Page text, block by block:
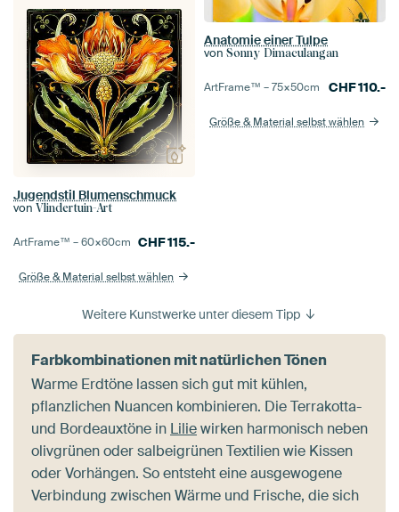
Jugendstil Blumenschmuck
von Vlindertuin-Art
ArtFrame™ –60×60cm CHF115.-
Größe & Material selbst wählen
Anatomie einer Tulpe
von Sonny Dimaculangan
ArtFrame™ –75×50cm CHF110.-
Größe & Material selbst wählen
Weitere Kunstwerke unter diesem Tipp
Farbkombinationen mit natürlichen Tönen
Warme Erdtöne lassen sich gut mit kühlen,
pflanzlichen Nuancen kombinieren. Die Terrakotta-
und Bordeauxtöne in Liliewirken harmonisch neben
olivgrünen oder salbeigrünen Textilien wie Kissen
oder Vorhängen. So entsteht eine ausgewogene
Verbindung zwischen Wärme und Frische, die sich